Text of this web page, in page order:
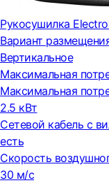
Рукосушилка
Вариант
Вертикальное
Максимальная
Максимальная
2.5 кВт
Сетевой кабель с
есть
Скорость
30 м/с